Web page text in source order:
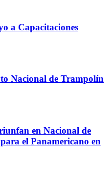
a Capacitaciones
Nacional de Trampolín
en Nacional de
el Panamericano en